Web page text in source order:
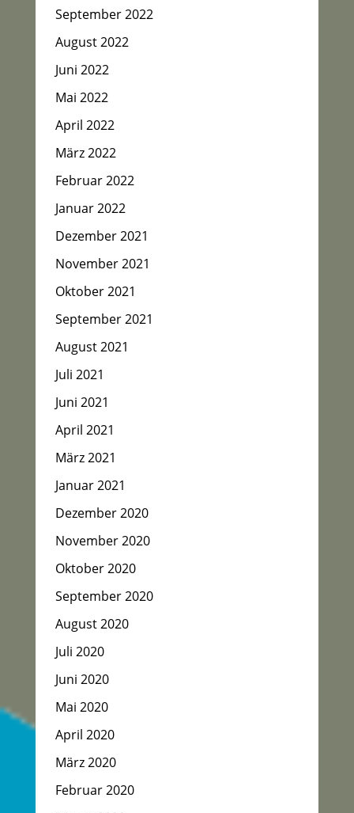
September 2022
August 2022
Juni 2022
Mai 2022
April 2022
März 2022
Februar 2022
Januar 2022
Dezember 2021
November 2021
Oktober 2021
September 2021
August 2021
Juli 2021
Juni 2021
April 2021
März 2021
Januar 2021
Dezember 2020
November 2020
Oktober 2020
September 2020
August 2020
Juli 2020
Juni 2020
Mai 2020
April 2020
März 2020
Februar 2020